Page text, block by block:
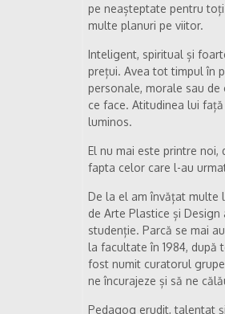
pe neașteptate pentru
multe planuri pe viitor.
Inteligent, spiritual și
prețui. Avea tot timpul în
personale, morale sau
ce face. Atitudinea lui
luminos.
El nu mai este printre
fapta celor care l-au
De la el am învățat multe
de Arte Plastice și
studenție. Parcă se mai
la facultate în 1984, după
fost numit curatorul
ne încurajeze și să ne
Pedagog erudit, talentat